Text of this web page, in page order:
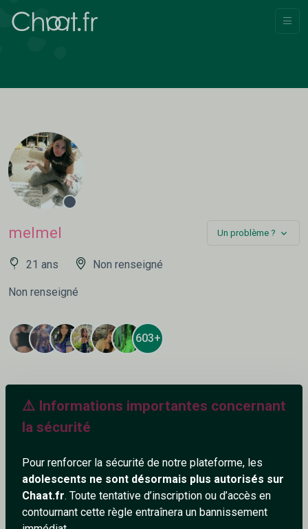
⚠️ Informations importantes concernant
la sécurité
Pour renforcer la sécurité de notre plateforme, les
adolescents ne sont désormais plus autorisés sur
Chaat.fr. Toute tentative d’inscription ou d’accès en
contournant cette règle entraînera un bannissement
melmel Un problème ?
21 ans Non renseigné
Non renseigné
603+
Ajouter un commentaire (2) Tchatter
melmel 29/11/2023
Bonjour tout le monde !